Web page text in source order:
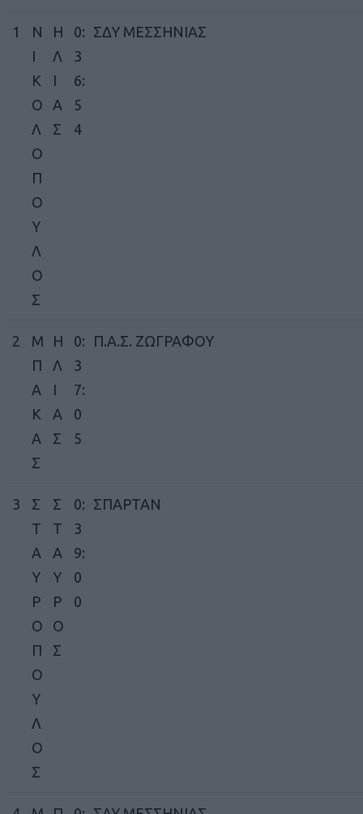
1
Ν
Ι
Κ
Ο
Λ
Ο
Π
Ο
Υ
Λ
Ο
Σ
Η
Λ
Ι
Α
Σ
0:
3
6:
5
4
ΣΔΥ ΜΕΣΣΗΝΙΑΣ
2
Μ
Π
Α
Κ
Α
Σ
Η
Λ
Ι
Α
Σ
0:
3
7:
0
5
Π.Α.Σ. ΖΩΓΡΑΦΟΥ
3
Σ
Τ
Α
Υ
Ρ
Ο
Π
Ο
Υ
Λ
Ο
Σ
Σ
Τ
Α
Υ
Ρ
Ο
Σ
0:
3
9:
0
0
ΣΠΑΡΤΑΝ